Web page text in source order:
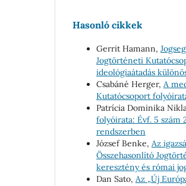
Hasonló cikkek
Gerrit Hamann,
Jogtörténeti
ideológiaátadás
Csabáné Herger, A
Kutatócsoport
Patrícia Dominika
folyóirata: Évf. 5 szám
rendszerben
József Benke, Az
Összehasonlító
keresztény és római
Dan Sato, Az „Új